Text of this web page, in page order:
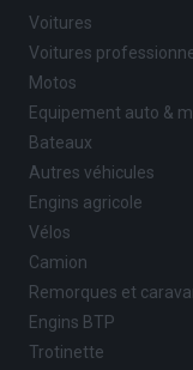
Voitures
Voitures
Motos
Equipement auto &
Bateaux
Autres véhicules
Engins agricole
Vélos
Camion
Remorques et
Engins BTP
Trotinette